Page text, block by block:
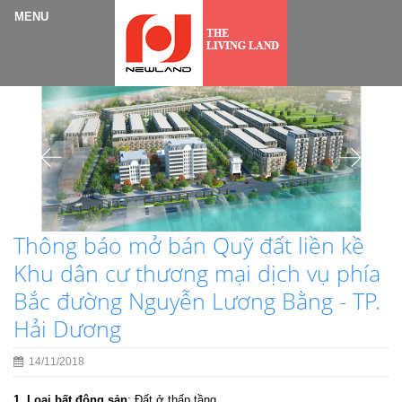
Thông báo mở bán Quỹ đất liền kề
Khu dân cư thương mại dịch vụ phía
Bắc đường Nguyễn Lương Bằng - TP.
Hải Dương
14/11/2018